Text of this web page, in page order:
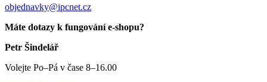
objednavky@ipcnet.cz
Máte dotazy k fungování e-shopu?
Petr Šindelář
Volejte Po–Pá v čase 8–16.00